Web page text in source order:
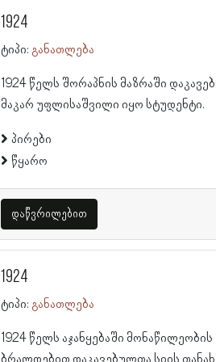
1924
ტიპი: განათლება
1924 წელს შორაპნის მაზრაში
მაკარ უფლისაშვილი იყო სტუდენტი.
პირები
წყარო
დაწვრილებით
1924
ტიპი: განათლება
1924 წელს აჯანყებაში მონაწილეობის